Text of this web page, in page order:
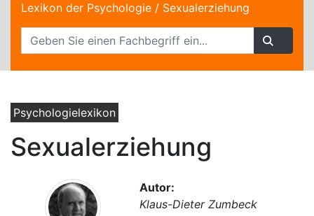
Lexikon der Psychologie / Sexualerziehung
Psychologielexikon
Sexualerziehung
Autor:
Klaus-Dieter Zumbeck